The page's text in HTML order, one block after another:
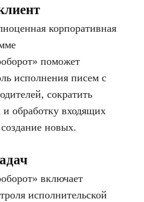
корпоративная
поможет
исполнения писем с
сократить
обработку входящих
новых.
включает
исполнительской